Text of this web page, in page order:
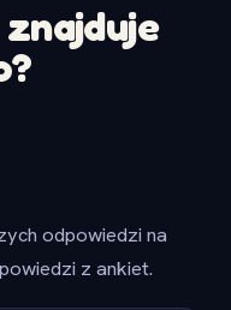
odpowiedzi na
z ankiet.